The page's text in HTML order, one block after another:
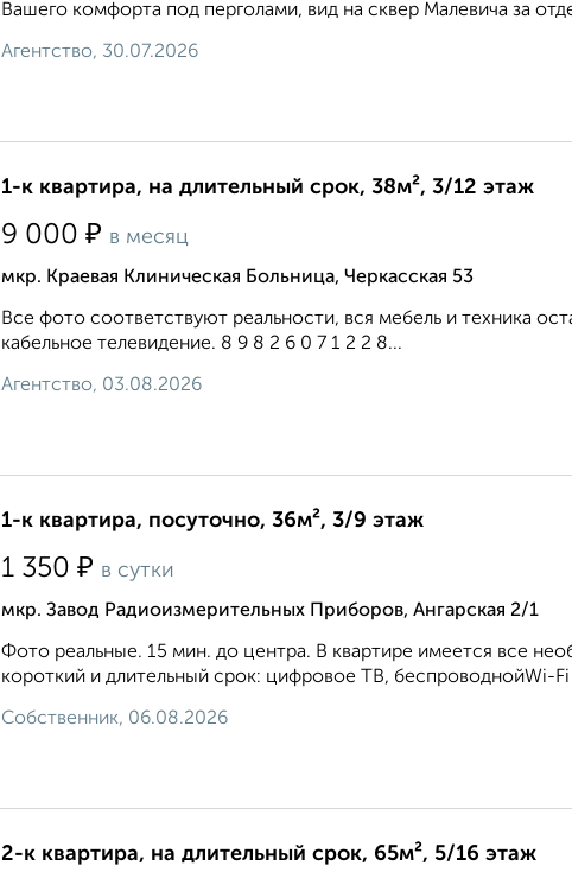
Baшeгo комфоpта под перголами, вид нa cквеp Mалевича за
Агентство, 30.07.2026
1-к квартира, на длительный срок, 38м², 3/12 этаж
9 000 ₽ в месяц
мкр. Краевая Клиническая Больница, Черкасская 53
Все фото соответствуют реальности, вся мебель и техника
кабельное телевидение. 8 9 8 2 6 0 7 1 2 2 8...
Агентство, 03.08.2026
1-к квартира, посуточно, 36м², 3/9 этаж
1 350 ₽ в сутки
мкр. Завод Радиоизмерительных Приборов, Ангарская 2/1
Фото реальные. 15 мин. до центра. В квартире имеется все
короткий и длительный срок: цифровое ТВ, беспроводнойWi-Fi
Собственник, 06.08.2026
2-к квартира, на длительный срок, 65м², 5/16 этаж